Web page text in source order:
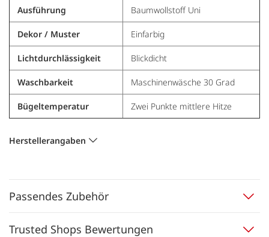
Ausführung Baumwollstoff Uni
Dekor / Muster Einfarbig
Lichtdurchlässigkeit Blickdicht
Waschbarkeit Maschinenwäsche 30 Grad
Bügeltemperatur Zwei Punkte mittlere Hitze
Herstellerangaben
Passendes Zubehör
Trusted Shops Bewertungen